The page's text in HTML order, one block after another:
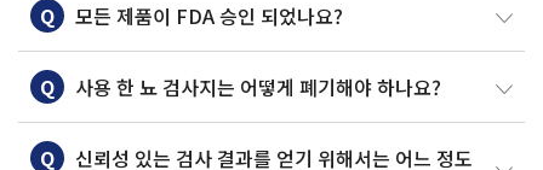
Q 모든 제품이 FDA 승인 되었나요?
Q 사용 한 뇨 검사지는 어떻게 폐기해야 하나요?
Q
신뢰성 있는 검사 결과를 얻기 위해서는 어느 정도